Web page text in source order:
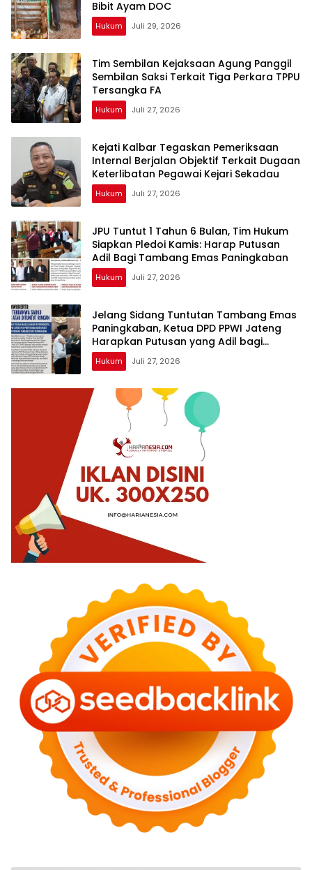
Bibit Ayam DOC
Hukum Juli 29, 2026
Tim Sembilan Kejaksaan Agung Panggil
Sembilan Saksi Terkait Tiga Perkara TPPU
Tersangka FA
Hukum Juli 27, 2026
Kejati Kalbar Tegaskan Pemeriksaan
Internal Berjalan Objektif Terkait Dugaan
Keterlibatan Pegawai Kejari Sekadau
Hukum Juli 27, 2026
JPU Tuntut 1 Tahun 6 Bulan, Tim Hukum
Siapkan Pledoi Kamis: Harap Putusan
Adil Bagi Tambang Emas Paningkaban
Hukum Juli 27, 2026
Jelang Sidang Tuntutan Tambang Emas
Paningkaban, Ketua DPD PPWI Jateng
Harapkan Putusan yang Adil bagi
Terdakwa Sarko
Hukum Juli 27, 2026